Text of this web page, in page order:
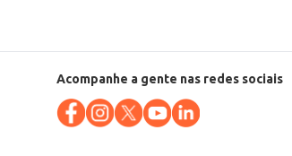
Acompanhe a gente nas redes sociais